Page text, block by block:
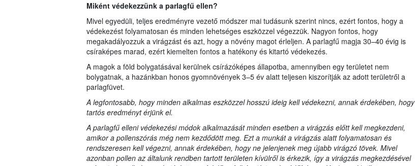
Miként védekezzünk a parlagfű ellen?
Mivel egyedüli, teljes eredményre vezető módszer mai tudásunk szerint nincs, ezért fontos, hogy a
védekezést folyamatosan és minden lehetséges eszközzel végezzük. Nagyon fontos, hogy
megakadályozzuk a virágzást és azt, hogy a növény magot érleljen. A parlagfű magja 30–40 évig is
csíraképes marad, ezért kiemelten fontos a hatékony és kitartó védekezés.
A magok a föld bolygatásával kerülnek csírázóképes állapotba, amennyiben egy területet nem
bolygatnak, a hazánkban honos gyomnövények 3–5 év alatt teljesen kiszorítják az adott területről a
parlagfüvet.
A legfontosabb, hogy minden alkalmas eszközzel hosszú ideig kell védekezni, annak érdekében, hogy
tartós eredményt érjünk el.
A parlagfű elleni védekezési módok alkalmazását minden esetben a virágzás előtt kell megkezdeni,
amikor a pollenszórás még nem kezdődött meg. Ezt a munkát a virágzás alatt folyamatosan és
rendszeresen kell végezni, annak érdekében, hogy ne jelenjenek meg újabb virágzó tövek. Mivel
azonban pollen az általunk rendben tartott területen kívülről is érkezik, így a virágzás megkezdésével